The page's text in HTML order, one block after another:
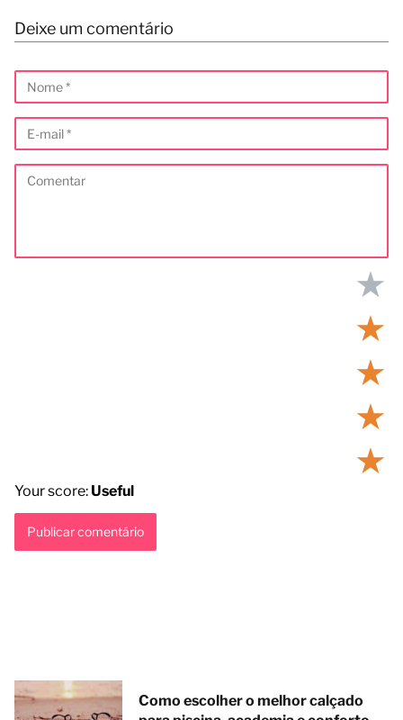
Deixe um comentário
★
★
★
★
★
Your score: Useful
Como escolher o melhor calçado